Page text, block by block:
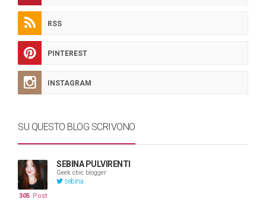
RSS
PINTEREST
INSTAGRAM
SU QUESTO BLOG SCRIVONO
SEBINA PULVIRENTI
Geek chic blogger
sebina
305 Post